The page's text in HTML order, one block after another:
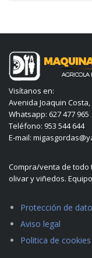
Visítanos en:
Avenida Joaquin Costa,
Whatsapp: 627 477 965
Teléfono: 953 544 644
E-mail:
Compra/venta de todo
olivar y viñedos.
Protección de
Aviso legal
Politica de cookies